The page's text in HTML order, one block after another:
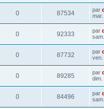
0 87534 par
0 92333 par
0 87732 par
ven.
0 89285 par
dim.
0 84496 par